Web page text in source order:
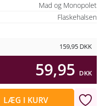
Mad og Monopolet
Flaskehalsen
159,95 DKK
59,95 DKK
LÆG I KURV